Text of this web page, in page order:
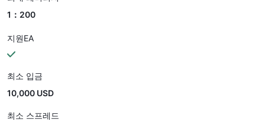
1：200
지원EA
최소 입금
10,000 USD
최소 스프레드